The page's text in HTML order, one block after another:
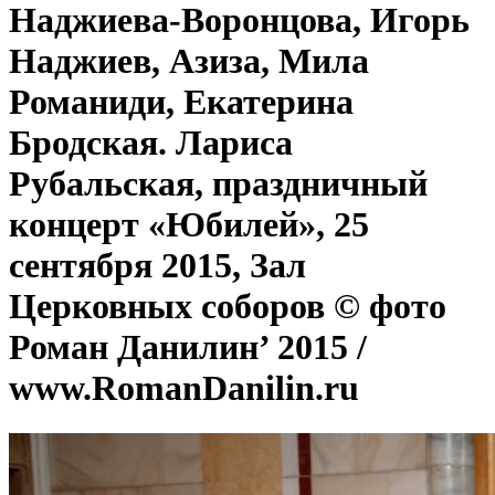
Наджиева-Воронцова, Игорь
Наджиев, Азиза, Мила
Романиди, Екатерина
Бродская. Лариса
Рубальская, праздничный
концерт «Юбилей», 25
сентября 2015, Зал
Церковных соборов © фото
Роман Данилин’ 2015 /
www.RomanDanilin.ru